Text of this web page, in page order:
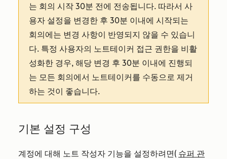
는 회의 시작 30분 전에 전송됩니다. 따라서 사
용자 설정을 변경한 후 30분 이내에 시작되는
회의에는 변경 사항이 반영되지 않을 수 있습니
다. 특정 사용자의 노트테이커 접근 권한을 비활
성화한 경우, 해당 변경 후 30분 이내에 진행되
는 모든 회의에서 노트테이커를 수동으로 제거
하는 것이 좋습니다.
기본 설정 구성
계정에 대해 노트 작성자 기능을 설정하려면( 슈퍼 관